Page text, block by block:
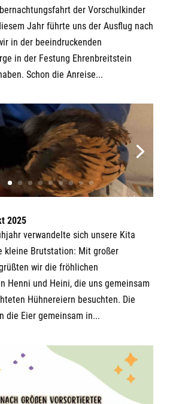
der Vorschulkinder
Jahr führte uns der Ausflug nach
in der beeindruckenden
in der Festung Ehrenbreitstein
Schon die Anreise...
2025
verwandelte sich unsere Kita
kleine Brutstation: Mit großer
wir die fröhlichen
Henni und Heini, die uns gemeinsam
Hühnereiern besuchten. Die
die Eier gemeinsam in...